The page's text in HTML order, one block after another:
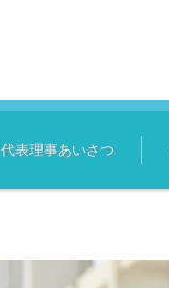
代表理事あいさつ